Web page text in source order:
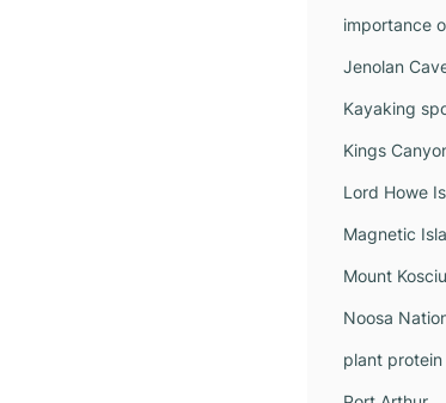
importance
Jenolan
Kayaking
Kings
Lord Howe
Magnetic
Mount
Noosa
plant protein